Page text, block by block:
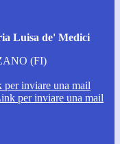
Luisa de' Medici
(FI)
per inviare una mail
per inviare una mail